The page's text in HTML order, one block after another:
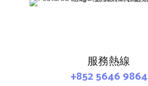
服務熱線
+852 5646 9864